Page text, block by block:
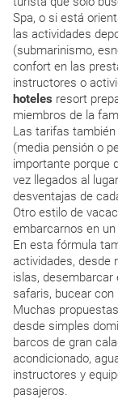
Spa, o si está
las actividades
(submarinismo,
confort en las
instructores o
hoteles resort
miembros de la
Las tarifas
(media pensión o
importante porque
vez llegados al
desventajas de
Otro estilo de
embarcarnos en
En esta fórmula
actividades, desde
islas, desembarcar
safaris, bucear
Muchas
desde simples
barcos de gran
acondicionado,
instructores y
pasajeros.